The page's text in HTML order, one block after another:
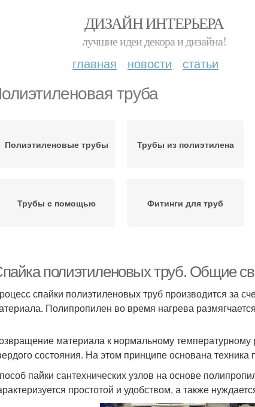
ДИЗАЙН ИНТЕРЬЕРА
лучшие идеи декора и дизайна!
главная новости статьи
труба
Полиэтиленовые трубы Трубы из полиэтилена
Трубы с помощью Фитинги для труб
полиэтиленовых труб. Общие
спайки полиэтиленовых труб производится за
Полипропилен во время нагрева
материала к нормальному температурному
состояния. На этом принципе основана
пайки сантехнических узлов на основе
простотой и удобством, а также